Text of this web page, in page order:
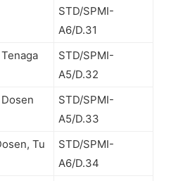
STD/SPMI-
A6/D.31
STD/SPMI-
A5/D.32
STD/SPMI-
A5/D.33
Tu
STD/SPMI-
A6/D.34